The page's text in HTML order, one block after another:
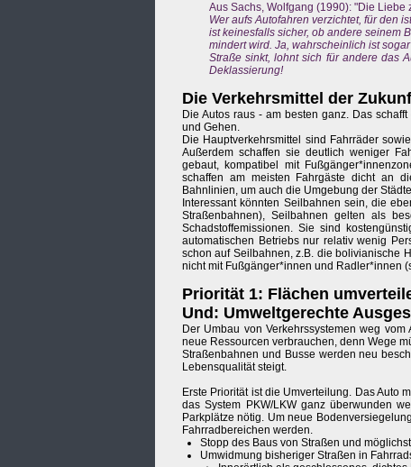
Aus Sachs, Wolfgang (1990): "Die Liebe
Wer aufs Autofahren verzichtet, für den
ist keinesfalls sicher, ob andere seinem
mindert wird. Ja, wahrscheinlich ist
Straße sinkt, lohnt sich für andere das
Deklassierung!
Die Verkehrsmittel der
Die Autos raus - am besten ganz. Das
und Gehen.
Die Hauptverkehrsmittel sind Fahrräder
Außerdem schaffen sie deutlich weniger
gebaut, kompatibel mit
schaffen am meisten Fahrgäste dicht an
Bahnlinien, um auch die Umgebung der
Interessant könnten Seilbahnen sein, die
Straßenbahnen), Seilbahnen gelten als
Schadstoffemissionen. Sie sind
automatischen Betriebs nur relativ wenig
schon auf Seilbahnen, z.B. die bolivianische
nicht mit Fußgänger*innen und Radler*innen
Priorität 1: Flächen
Und: Umweltgerechte
Der Umbau von Verkehrssystemen weg
neue Ressourcen verbrauchen, denn Wege
Straßenbahnen und Busse werden neu
Lebensqualität steigt.
Erste Priorität ist die Umverteilung. Das Auto
das System PKW/LKW ganz überwunden
Parkplätze nötig. Um neue
Fahrradbereichen werden.
Stopp des Baus von Straßen und
Umwidmung bisheriger Straßen in